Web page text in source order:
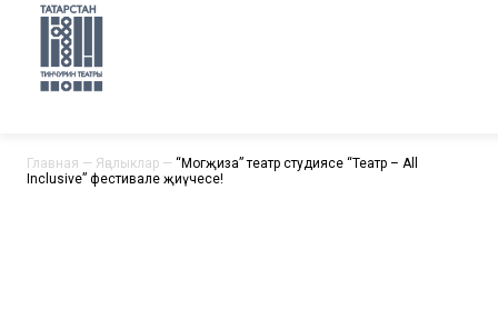
Главная — Яңалыклар — “Могҗиза” театр студиясе “Театр – All
Inclusive” фестивале җиңүчесе!